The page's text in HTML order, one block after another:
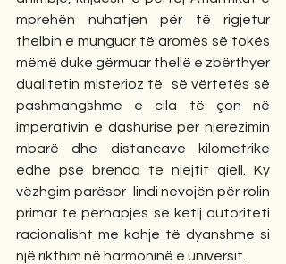
mprehën nuhatjen për të rigjetur
thelbin e munguar të aromës së tokës
mëmë duke gërmuar thellë e zbërthyer
dualitetin misterioz të  së vërtetës së
pashmangshme e cila të çon në
imperativin e dashurisë për njerëzimin
mbarë dhe distancave kilometrike
edhe pse brenda të njëjtit qiell. Ky
vëzhgim parësor  lindi nevojën për rolin
primar të përhapjes së këtij autoriteti
racionalisht me kahje të dyanshme si
një rikthim në harmoninë e universit.